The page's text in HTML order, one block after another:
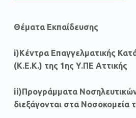
Θέματα Εκπαίδευσης
i)Κέντρα Επαγγελματικής
(Κ.Ε.Κ.) της 1ης Υ.ΠΕ Αττικής
ii)Προγράμματα
διεξάγονται στα Νοσοκομεία